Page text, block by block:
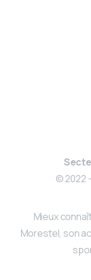
© 2022
Mieux
Morestel, son